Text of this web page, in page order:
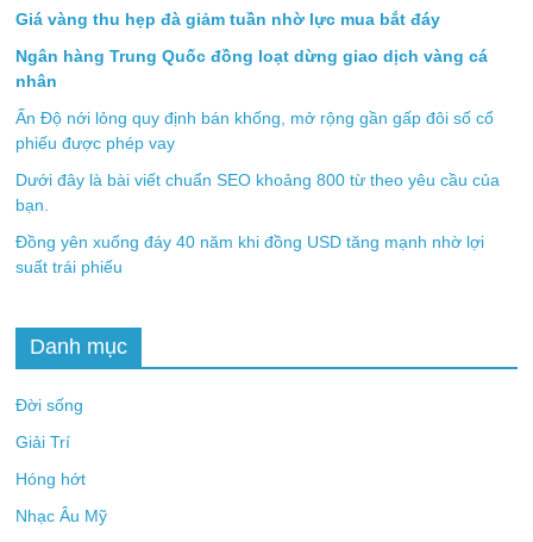
Giá vàng thu hẹp đà giảm tuần nhờ lực mua bắt đáy
Ngân hàng Trung Quốc đồng loạt dừng giao dịch vàng cá
nhân
Ấn Độ nới lỏng quy định bán khống, mở rộng gần gấp đôi số cổ
phiếu được phép vay
Dưới đây là bài viết chuẩn SEO khoảng 800 từ theo yêu cầu của
bạn.
Đồng yên xuống đáy 40 năm khi đồng USD tăng mạnh nhờ lợi
suất trái phiếu
Danh mục
Đời sống
Giải Trí
Hóng hớt
Nhạc Âu Mỹ